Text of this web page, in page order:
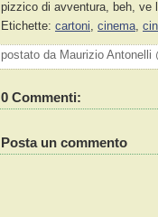
pizzico di avventura, beh, ve
Etichette: cartoni, cinema,
postato da Maurizio Antonelli
0 Commenti:
Posta un commento